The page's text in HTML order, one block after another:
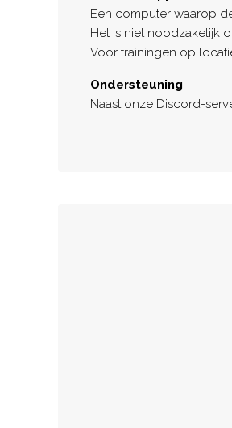
Een computer waarop
Het is niet noodzakelijk
Voor trainingen op
Ondersteuning
Naast onze Discord-